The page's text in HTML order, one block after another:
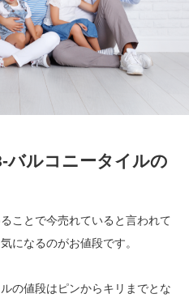
バルコニータイルの
ことで今売れていると言われて
になるのがお値段です。
の値段はピンからキリまでとな